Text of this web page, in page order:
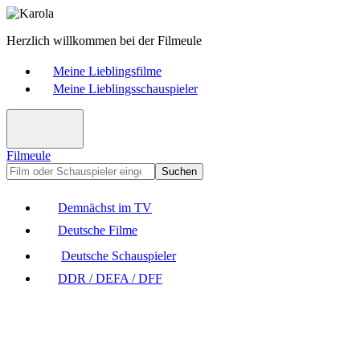
Herzlich willkommen bei der Filmeule
Meine Lieblingsfilme
Meine Lieblingsschauspieler
Filmeule
Suchen
Demnächst im TV
Deutsche Filme
Deutsche Schauspieler
DDR / DEFA / DFF